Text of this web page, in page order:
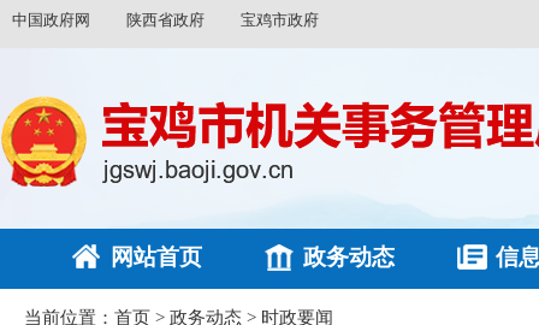
中国政府网 陕西省政府 宝鸡市政府
网站首页 政务动态 信
当前位置： 首页 > 政务动态 > 时政要闻